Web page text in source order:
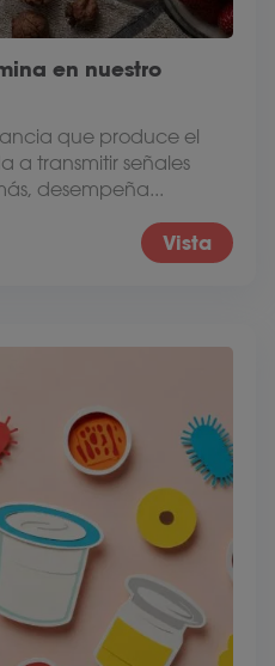
en nuestro
que produce el
a transmitir señales
desempeña...
Vista